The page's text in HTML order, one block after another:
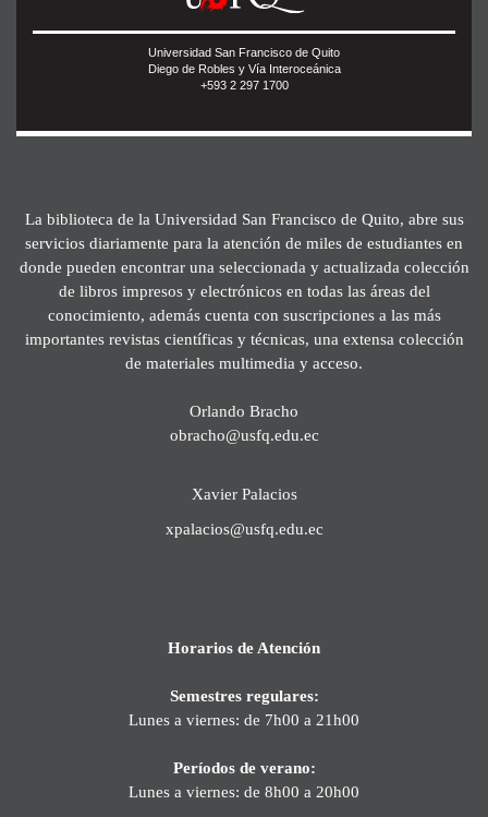
Universidad San Francisco de Quito
Diego de Robles y Vía Interoceánica
+593 2 297 1700
La biblioteca de la Universidad San Francisco de Quito, abre sus
servicios diariamente para la atención de miles de estudiantes en
donde pueden encontrar una seleccionada y actualizada colección
de libros impresos y electrónicos en todas las áreas del
conocimiento, además cuenta con suscripciones a las más
importantes revistas científicas y técnicas, una extensa colección
de materiales multimedia y acceso.
Orlando Bracho
obracho@usfq.edu.ec
Xavier Palacios
xpalacios@usfq.edu.ec
Horarios de Atención
Semestres regulares:
Lunes a viernes: de 7h00 a 21h00
Períodos de verano:
Lunes a viernes: de 8h00 a 20h00